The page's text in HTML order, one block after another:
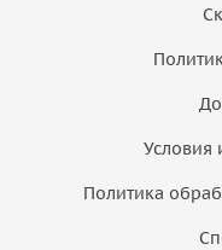
Условия
Политика